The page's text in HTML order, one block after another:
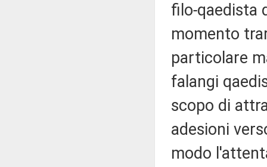
filo-qaedista
momento
particolare
falangi
scopo di
adesioni
modo